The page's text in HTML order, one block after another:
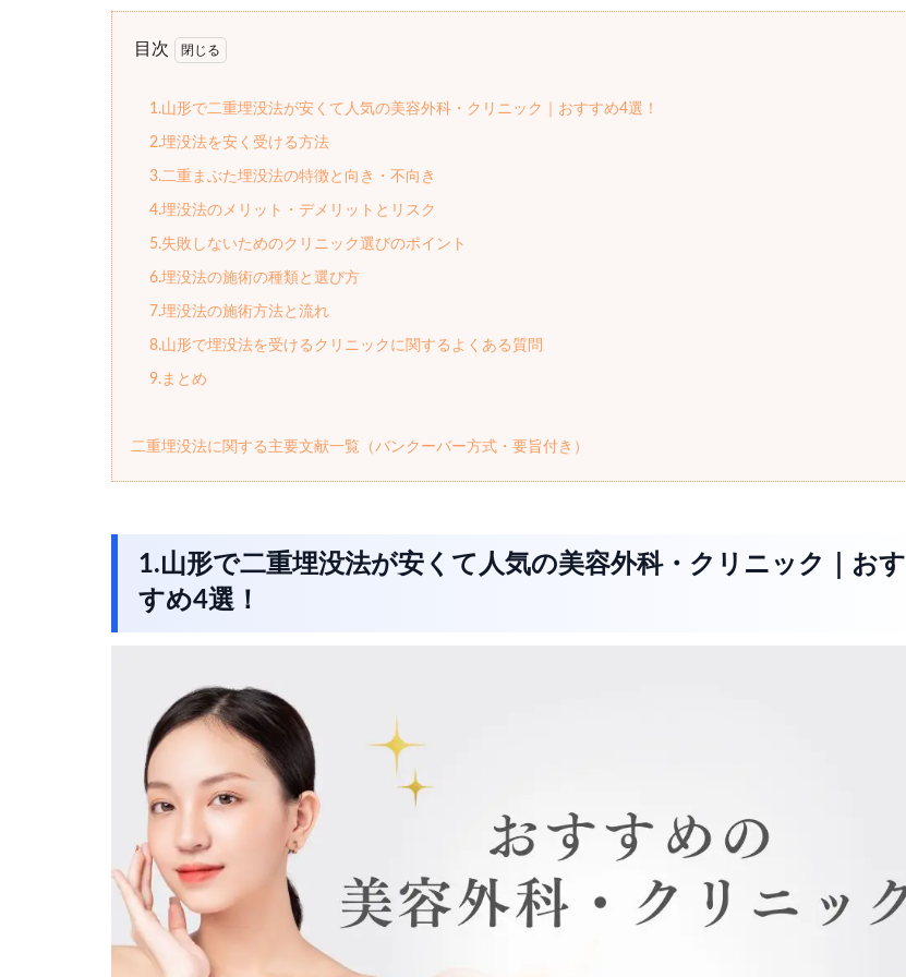
目次
1.山形で二重埋没法が安くて人気の美容外科・クリニック｜おすすめ4選！
2.埋没法を安く受ける方法
3.二重まぶた埋没法の特徴と向き・不向き
4.埋没法のメリット・デメリットとリスク
5.失敗しないためのクリニック選びのポイント
6.埋没法の施術の種類と選び方
7.埋没法の施術方法と流れ
8.山形で埋没法を受けるクリニックに関するよくある質問
9.まとめ
二重埋没法に関する主要文献一覧（バンクーバー方式・要旨付き）
1.山形で二重埋没法が安くて人気の美容外科・クリニック｜おす
すめ4選！